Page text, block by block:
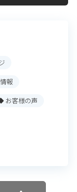
報
お客様の声